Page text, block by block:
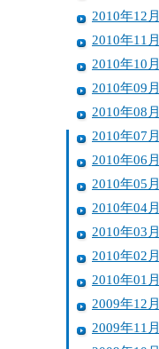
2010年12月
2010年11月
2010年10月
2010年09月
2010年08月
2010年07月
2010年06月
2010年05月
2010年04月
2010年03月
2010年02月
2010年01月
2009年12月
2009年11月